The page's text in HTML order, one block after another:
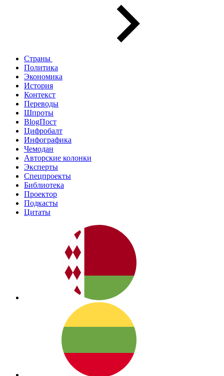
Страны
Политика
Экономика
История
Контекст
Переводы
Шпроты
BlogПост
Цифробалт
Инфографика
Чемодан
Авторские колонки
Эксперты
Спецпроекты
Библиотека
Проектор
Подкасты
Цитаты